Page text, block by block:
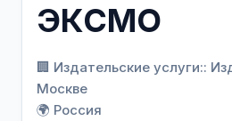
ЭКСМО
🏢 Издательские услуги::
Москве
🌍 Россия